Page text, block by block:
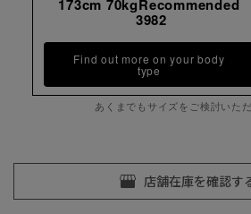
173cm 70kgRecommended
3982
Find out more on your body
type
あくまでもサイズをご検討いた